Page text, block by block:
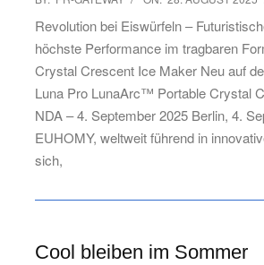
08-
28
Revolution bei Eiswürfeln –
höchste Performance im tragbaren
Crystal Crescent Ice Maker Neu auf
Luna Pro LunaArc™ Portable Crystal
NDA – 4. September 2025 Berlin, 4.
EUHOMY, weltweit führend in
sich,
Cool bleiben im Sommer